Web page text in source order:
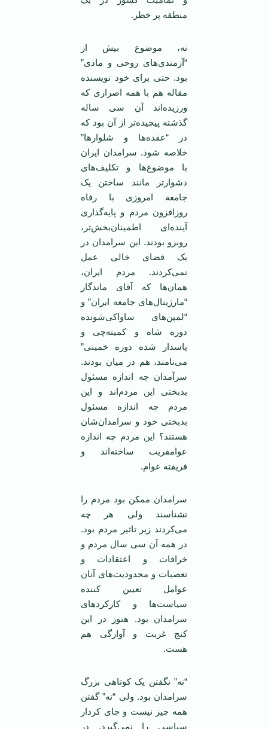
منطقه پر خطر.
نه، موضوع بیش از
“آزمندی‌های روحی و مادی”
بود. حتی برای خود نویسنده
مقاله هم با همه اصراری که
ورزیده‌اند آن سی ساله
گذشته پیچیده‌تر از آن بود که
در “عقده‌ها و شلوارها”
خلاصه شود. سرامدان ایران
با موضوع‌ها و تکلیف‌های
دشوار‌تر مانند ساختن یک
جامعه امروزی با رفاه
روز‌افزون مردم و پایه‌گذاری
آینده‌ای اطمینان‌بخش‌تر،
روبرو بودند. این سرامدان در
یک فضای خالی عمل
نمی‌کردند. مردم ایران،
همان‌ها که آقای ماندگار
“مارژینال‌های جامعه ایران” و
“لمپن‌های ساواکی‌شونده
دوره شاه و کمیته‌چی و
پاسدار شده دوره خمینی”
می‌نامند، هم در میان بودند.
سرآمدان چه اندازه مسئول
بدبختی این مردم‌اند و این
مردم چه اندازه مسئول
بدبختی خود و سرامدان‌شان
هستند؟ این مردم چه اندازه
عوامفریب ساخته‌اند و
فریفته عوام.
سرامدان ممکن بود مردم را
نشناسند ولی هر چه
می‌کردند زیر تاثیر مردم بود.
در همه آن سی سال مردم و
خرافات و اعتقادات و
تعصبات و محدودیت‌های آنان
عوامل تعیین کننده
سیاست‌ها و کارکرد‌های
سرامدان بود. هنوز در این
کنج غربت و آوارگی هم
هست.
“نه” نگفتن یک کوتاهی بزرگ
سرامدان بود. ولی “نه” گفتن
همه چیز نیست و جای کردار
سیاسی را نمی‌گیرد. در